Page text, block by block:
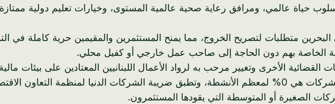
حياة عالمي، ومرافق رعاية صحية عالمية المستوى، وخيارات تعليم دولية
متطلبات لتصريح الخروج، مما يمنح المستثمرين والمقيمين حرية كاملة في
الخاصة بهم دون الحاجة إلى صاحب عمل خارجي أو كفيل محلي.
القضائية الأخرى وتغيير مرحب به لرواد الأعمال اللبنانيين المعتادين على بيئات
الصغيرة أو المتوسطة التي يقودها المستثمرون.